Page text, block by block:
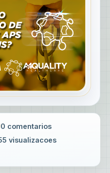
0 comentarios
visualizacoes